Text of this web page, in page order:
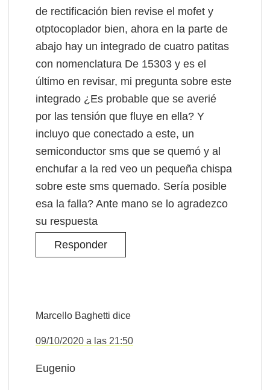
de rectificación bien revise el mofet y
otptocoplador bien, ahora en la parte de
abajo hay un integrado de cuatro patitas
con nomenclatura De 15303 y es el
último en revisar, mi pregunta sobre este
integrado ¿Es probable que se averié
por las tensión que fluye en ella? Y
incluyo que conectado a este, un
semiconductor sms que se quemó y al
enchufar a la red veo un pequeña chispa
sobre este sms quemado. Sería posible
esa la falla? Ante mano se lo agradezco
su respuesta
Responder
Marcello Baghetti dice
09/10/2020 a las 21:50
Eugenio